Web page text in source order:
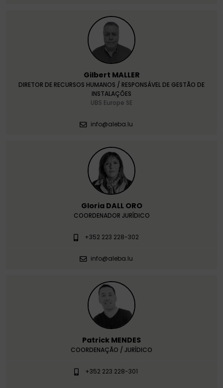
Gilbert MALLER
DIRETOR DE RECURSOS HUMANOS / RESPONSÁVEL DE GESTÃO DE
INSTALAÇÕES
UBS Europe SE
info@aleba.lu
Gloria DALL ORO
COORDENADOR JURÍDICO
+352 223 228-302
info@aleba.lu
Patrick MENDES
COORDENAÇÃO / JURÍDICO
+352 223 228-301